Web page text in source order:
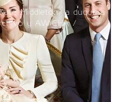
Middleton, la duquesa
y AW1CHA /